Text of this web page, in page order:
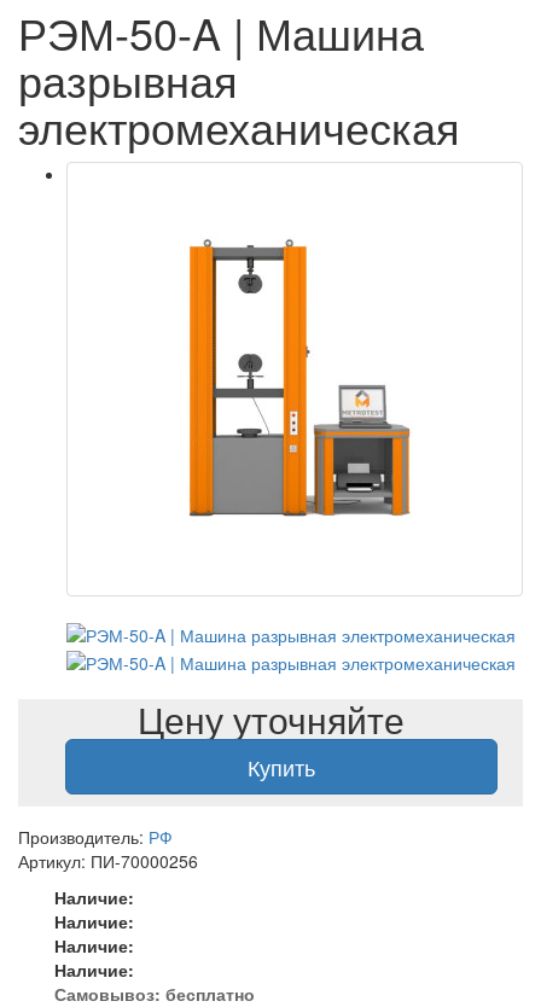
РЭМ-50-A | Машина
разрывная
электромеханическая
Цену уточняйте
Купить
Производитель: РФ
Артикул: ПИ-70000256
Наличие:
Наличие:
Наличие:
Наличие:
Самовывоз: бесплатно